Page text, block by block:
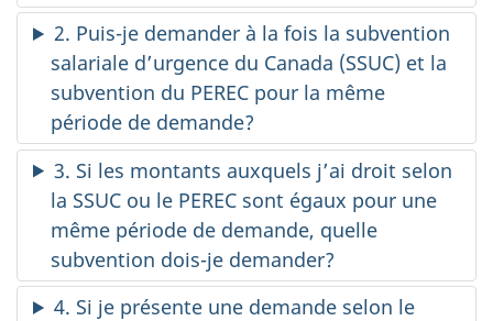
2. Puis-je demander à la fois la subvention
salariale d’urgence du Canada (SSUC) et la
subvention du PEREC pour la même
période de demande?
3. Si les montants auxquels j’ai droit selon
la SSUC ou le PEREC sont égaux pour une
même période de demande, quelle
subvention dois-je demander?
4. Si je présente une demande selon le